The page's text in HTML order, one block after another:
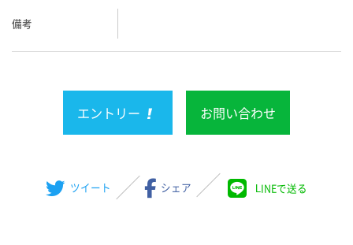
備考
エントリー お問い合わせ
ツイート シェア LINEで送る